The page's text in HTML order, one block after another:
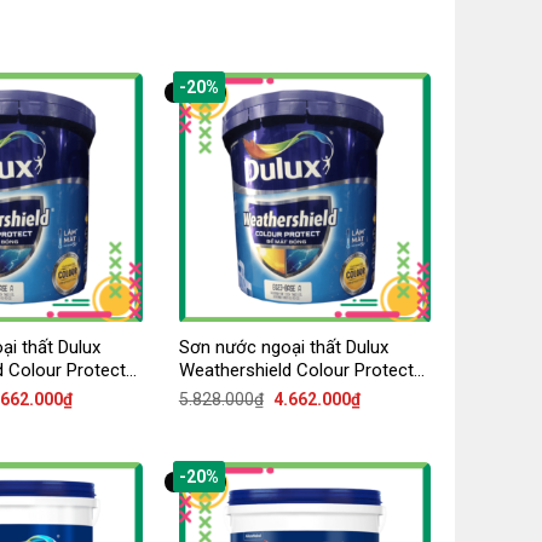
thất Dulux
Colour Protect
mờ
₫Giá
hiện
4.662.000₫.
-20%
Sơn nước ngoại thất Dulux
Weathershield Colour Protect
E023 – Bề mặt bóng
5.828.000₫ Giá
4.662.000₫Giá
hiện
4.662.000₫.
-20%